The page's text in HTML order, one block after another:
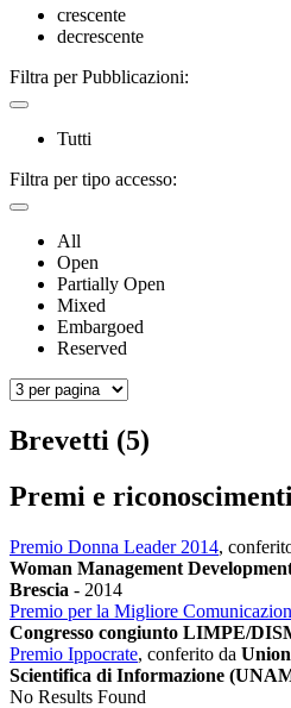
crescente
decrescente
Filtra per Pubblicazioni:
Tutti
Filtra per tipo accesso:
All
Open
Partially Open
Mixed
Embargoed
Reserved
Brevetti (5)
Premi e
Premio Donna Leader 2014,
Woman Management
Brescia - 2014
Premio per la Migliore
Congresso congiunto LIMPE/
Premio Ippocrate, conferito da
Scientifica di Informazione
No Results Found